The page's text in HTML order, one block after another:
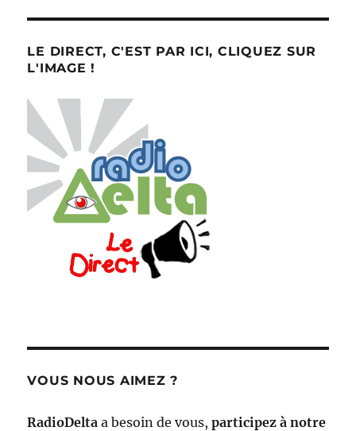
LE DIRECT, C'EST PAR ICI, CLIQUEZ SUR
L'IMAGE !
VOUS NOUS AIMEZ ?
RadioDelta a besoin de vous,participez à notre